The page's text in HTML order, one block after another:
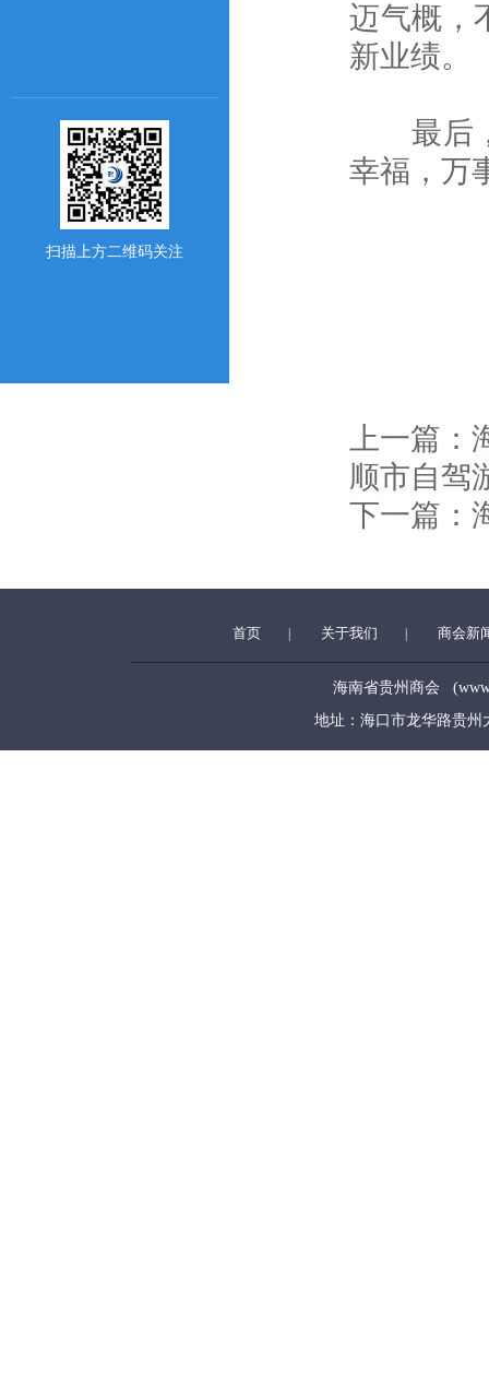
扫描上方二维码关注
迈气概，
新业绩。
最后，
幸福，万
上一篇：
顺市自驾
下一篇：
首页 关于我们 商会新
海南省贵州商会
地址：海口市龙华路贵州